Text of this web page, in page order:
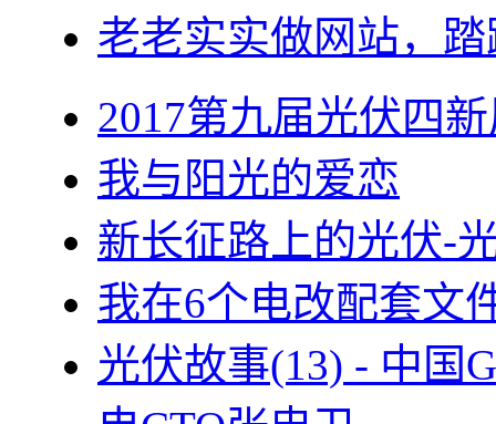
老老实实做网站，
2017第九届光伏四
我与阳光的爱恋
新长征路上的光伏-
我在6个电改配套文
光伏故事(13) - 中国